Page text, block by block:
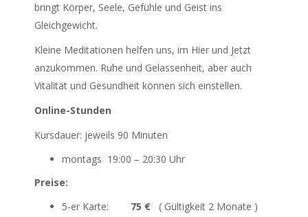
bringt Körper, Seele, Gefühle und Geist ins
Gleichgewicht.
Kleine Meditationen helfen uns, im Hier und Jetzt
anzukommen. Ruhe und Gelassenheit, aber auch
Vitalität und Gesundheit können sich einstellen.
Online-Stunden
Kursdauer: jeweils 90 Minuten
montags 19:00 – 20:30 Uhr
Preise:
5-er Karte:
75 € ( Gültigkeit 2 Monate )